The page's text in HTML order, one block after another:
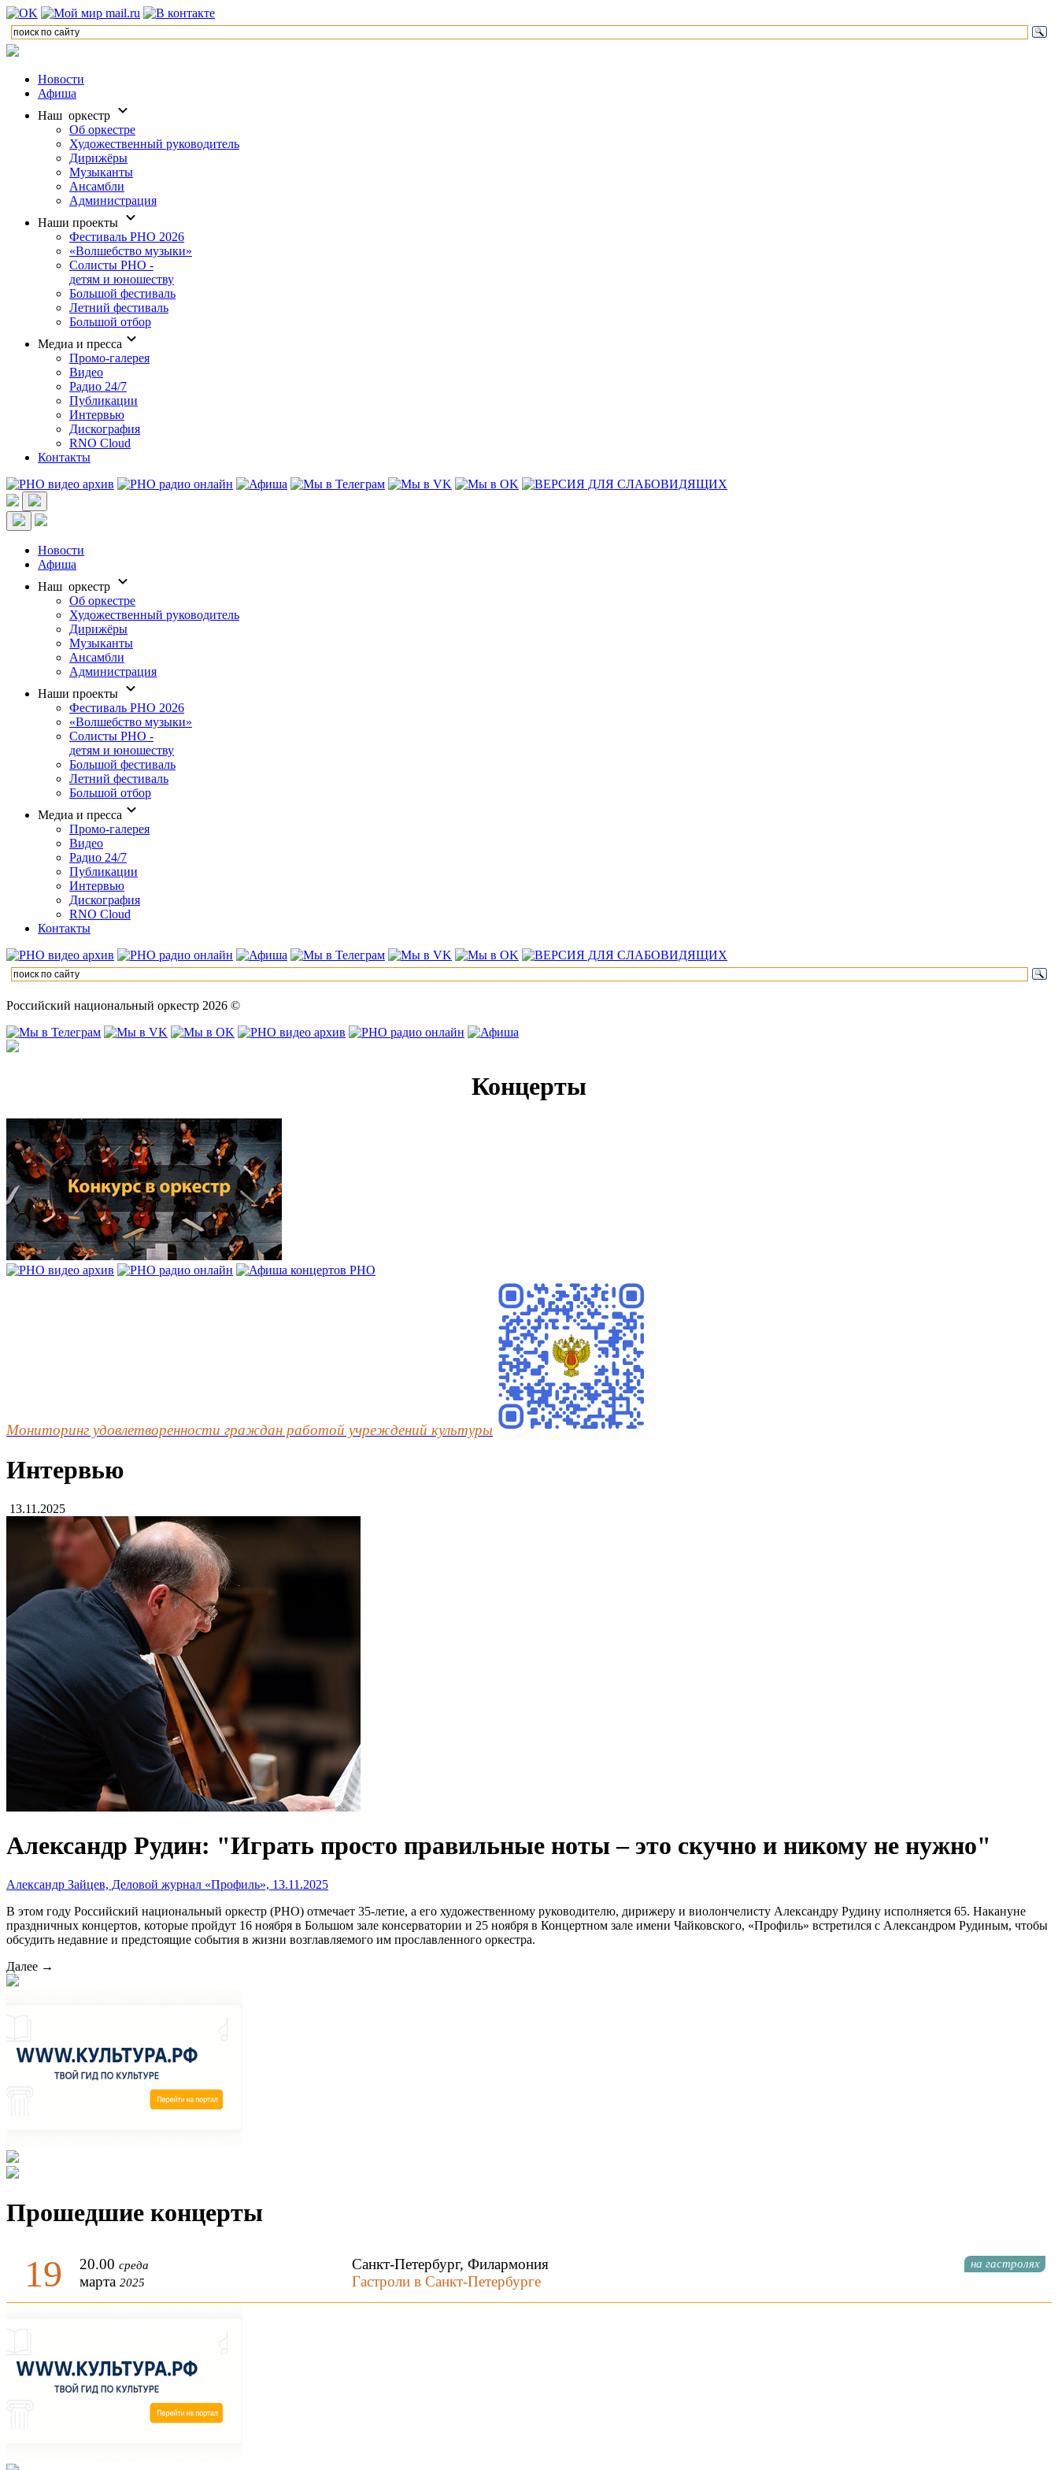
Новости
Афиша
Наш оркестр
Об оркестре
Художественный руководитель
Дирижёры
Музыканты
Ансамбли
Администрация
Наши проекты
Фестиваль РНО 2026
«Волшебство музыки»
Солисты РНО -
детям и юношеству
Большой фестиваль
Летний фестиваль
Большой отбор
Медиа и пресса
Промо-галерея
Видео
Радио 24/7
Публикации
Интервью
Дискография
RNO Cloud
Контакты
Новости
Афиша
Наш оркестр
Об оркестре
Художественный руководитель
Дирижёры
Музыканты
Ансамбли
Администрация
Наши проекты
Фестиваль РНО 2026
«Волшебство музыки»
Солисты РНО -
детям и юношеству
Большой фестиваль
Летний фестиваль
Большой отбор
Медиа и пресса
Промо-галерея
Видео
Радио 24/7
Публикации
Интервью
Дискография
RNO Cloud
Контакты
Российский национальный оркестр 2026 ©
Концерты
Мониторинг удовлетворенности граждан работой учреждений культуры
Интервью
13.11.2025
Александр Рудин: "Играть просто правильные ноты – это скучно и никому не нужно"
Александр Зайцев, Деловой журнал «Профиль», 13.11.2025
В этом году Российский национальный оркестр (РНО) отмечает 35-летие, а его художественному руководителю, дирижеру и виолончелисту Александру Рудину исполняется 65. Накануне
праздничных концертов, которые пройдут 16 ноября в Большом зале консерватории и 25 ноября в Концертном зале имени Чайковского, «Профиль» встретился с Александром Рудиным, чтобы
обсудить недавние и предстоящие события в жизни возглавляемого им прославленного оркестра.
Далее →
Прошедшие концерты
19 20.00 среда
марта 2025
на гастролях
Санкт-Петербург, Филармония
Гастроли в Санкт-Петербурге